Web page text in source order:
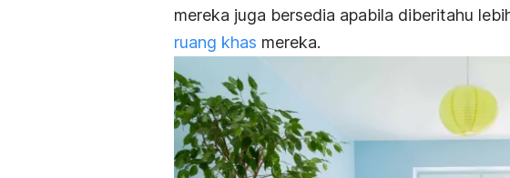
mereka juga bersedia apabila diberitahu
ruang khas mereka.